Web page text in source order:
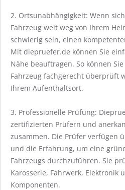
2. Ortsunabhängigkeit: Wenn
Fahrzeug weit weg von Ihrem
schwierig sein, einen
Mit diepruefer.de können Sie
Nähe beauftragen. So können
Fahrzeug fachgerecht überprüft
Ihrem Aufenthaltsort.
3. Professionelle Prüfung:
zertifizierten Prüfern und
zusammen. Die Prüfer verfügen
und die Erfahrung, um eine
Fahrzeugs durchzuführen. Sie
Karosserie, Fahrwerk, Elektronik
Komponenten.